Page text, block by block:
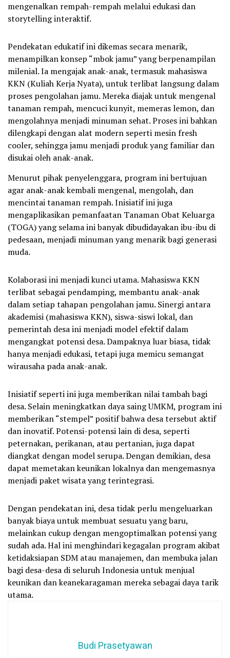
mengenalkan rempah-rempah melalui edukasi dan
storytelling interaktif.
Pendekatan edukatif ini dikemas secara menarik,
menampilkan konsep “mbok jamu” yang berpenampilan
milenial. Ia mengajak anak-anak, termasuk mahasiswa
KKN (Kuliah Kerja Nyata), untuk terlibat langsung dalam
proses pengolahan jamu. Mereka diajak untuk mengenal
tanaman rempah, mencuci kunyit, memeras lemon, dan
mengolahnya menjadi minuman sehat. Proses ini bahkan
dilengkapi dengan alat modern seperti mesin fresh
cooler, sehingga jamu menjadi produk yang familiar dan
disukai oleh anak-anak.
Menurut pihak penyelenggara, program ini bertujuan
agar anak-anak kembali mengenal, mengolah, dan
mencintai tanaman rempah. Inisiatif ini juga
mengaplikasikan pemanfaatan Tanaman Obat Keluarga
(TOGA) yang selama ini banyak dibudidayakan ibu-ibu di
pedesaan, menjadi minuman yang menarik bagi generasi
muda.
Kolaborasi ini menjadi kunci utama. Mahasiswa KKN
terlibat sebagai pendamping, membantu anak-anak
dalam setiap tahapan pengolahan jamu. Sinergi antara
akademisi (mahasiswa KKN), siswa-siswi lokal, dan
pemerintah desa ini menjadi model efektif dalam
mengangkat potensi desa. Dampaknya luar biasa, tidak
hanya menjadi edukasi, tetapi juga memicu semangat
wirausaha pada anak-anak.
Inisiatif seperti ini juga memberikan nilai tambah bagi
desa. Selain meningkatkan daya saing UMKM, program ini
memberikan “stempel” positif bahwa desa tersebut aktif
dan inovatif. Potensi-potensi lain di desa, seperti
peternakan, perikanan, atau pertanian, juga dapat
diangkat dengan model serupa. Dengan demikian, desa
dapat memetakan keunikan lokalnya dan mengemasnya
menjadi paket wisata yang terintegrasi.
Dengan pendekatan ini, desa tidak perlu mengeluarkan
banyak biaya untuk membuat sesuatu yang baru,
melainkan cukup dengan mengoptimalkan potensi yang
sudah ada. Hal ini menghindari kegagalan program akibat
ketidaksiapan SDM atau manajemen, dan membuka jalan
bagi desa-desa di seluruh Indonesia untuk menjual
keunikan dan keanekaragaman mereka sebagai daya tarik
utama.
Budi Prasetyawan